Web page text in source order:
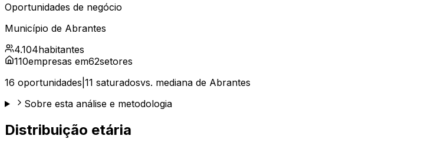
Oportunidades de negócio
Município de Abrantes
4.104habitantes
110empresas em62setores
16 oportunidades 11 saturadosvs. mediana de Abrantes
Sobre esta análise e metodologia
Distribuição etária